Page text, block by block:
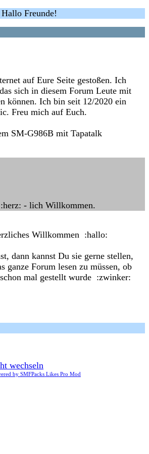
Freunde!
auf Eure Seite gestoßen. Ich
sich in diesem Forum Leute mit
können. Ich bin seit 12/2020 ein
Freu mich auf Euch.
SM-G986B mit Tapatalk
- lich Willkommen.
Willkommen :hallo:
dann kannst Du sie gerne stellen,
ganze Forum lesen zu müssen, ob
mal gestellt wurde :zwinker:
wechseln
by SMFPacks Likes Pro Mod